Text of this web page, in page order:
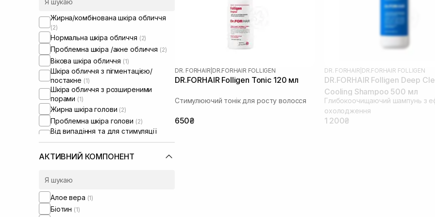
Жирна/комбінована шкіра обличчя
(2)
Нормальна шкіра обличчя (2)
Проблемна шкіра /акне обличчя (2)
Вікова шкіра обличчя (1)
Шкіра обличчя з пігментацією/
постакне (1)
Шкіра обличчя з розширеними
порами (1)
Жирна шкіра голови (2)
Проблемна шкіра голови (2)
Від випадіння та для стимуляції
росту волосся(1)
Тонке волосся
АКТИВНИЙ КОМПОНЕНТ
Алое вера (1)
Біотин (1)
DR. FORHAIR DR.FORHAIR FOLLIGEN
DR.FORHAIR Folligen Tonic 120 мл
Стимулюючий тонік для росту волосся
650₴
DR. FORHAIR DR.FORHAIR FOLLIGEN
DR.FORHAIR Folligen Deep
Cooling Shampoo 500 мл
Глибокоочищаючий шампунь з
охолодження
1 200₴